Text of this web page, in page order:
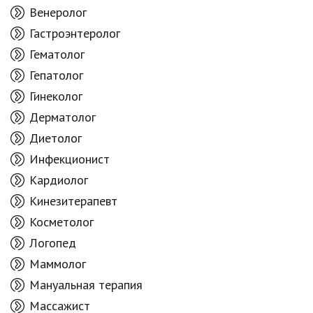
Венеролог
Гастроэнтеролог
Гематолог
Гепатолог
Гинеколог
Дерматолог
Диетолог
Инфекционист
Кардиолог
Кинезитерапевт
Косметолог
Логопед
Маммолог
Мануальная терапия
Массажист